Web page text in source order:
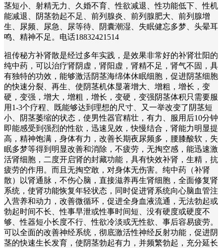
茎短小、射精无力、久婚不育、性欲减退、性功能低下、性机
能减退、阴茎勃起不足、前列腺炎、前列腺肥大、前列腺增
生、尿频、尿急、尿等待、阴囊潮湿、失眠健忘多梦、头晕耳
鸣、精神不足。电话18832421514
祖传秘方补肾散是经过多年实践，是效果非常好的补肾壮阳的
纯中药，可以治疗肾阴虚，肾阳虚，肾精不足，肾气不固，具
有独特的功效，能够激活阴茎海绵体休眠细胞，促进阴茎细胞
的快速分裂、再生、使阴茎机体显著增大、增粗，增长，变
硬，变强，增大，增粗，增长，变硬，变强阴茎体积只需要服
用1-3个疗程、既能够达到理想的尺寸、又一举改变了阴茎短
小、阴茎萎缩的状态，使男性器官精壮，有力、服用后10分钟
即能感受到强烈的性欲，迅速见效，快慢结合，肾能力明显提
高，精神饱满，身体有力，改善长期夜尿频多，腰膝酸软，失
眠多梦等得到明显改善和消除，不疲劳，无掏空感，能迅速激
活肾细胞，二度开启肾的封藏功能，具有快效补肾，生精，抗
疲劳的作用。而且无掏空敢，对身体无伤害。纯中药（补肾
散）以肾通脉，不伤心脑，直接滋养再生肾细胞，全面修复肾
系统，使肾功能恢复年轻状态，同时促进肾系统向心脑血管注
入营养和动力，改善微循环，促进全身血液流通，无法勃起或
勃起时间不长、性事早泄或性事时间短、没有硬度或硬度不
够、性器短小长度不行、性欲冷淡或无性欲、事后容易疲劳。
可以全面的改善神经系统，彻底激活性神经反射功能，促进阴
茎的快速生长发育，使阴茎勃起有力，并频繁勃起，充分延长